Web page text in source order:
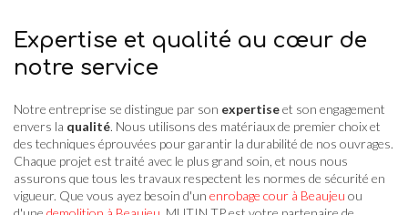
Expertise et qualité au cœur de
notre service
Notre entreprise se distingue par son expertiseet son engagement
envers la qualité. Nous utilisons des matériaux de premier choix et
des techniques éprouvées pour garantir la durabilité de nos ouvrages.
Chaque projet est traité avec le plus grand soin, et nous nous
assurons que tous les travaux respectent les normes de sécurité en
vigueur. Que vous ayez besoin d'un enrobage cour à Beaujeu ou